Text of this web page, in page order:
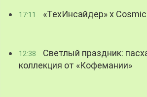
17:11 «ТехИнсайдер» х
12:38
Светлый праздник:
коллекция от «Кофемании»